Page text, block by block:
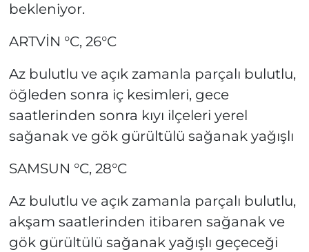
bekleniyor.
ARTVİN °C, 26°C
Az bulutlu ve açık zamanla parçalı bulutlu,
öğleden sonra iç kesimleri, gece
saatlerinden sonra kıyı ilçeleri yerel
sağanak ve gök gürültülü sağanak yağışlı
SAMSUN °C, 28°C
Az bulutlu ve açık zamanla parçalı bulutlu,
akşam saatlerinden itibaren sağanak ve
gök gürültülü sağanak yağışlı geçeceği